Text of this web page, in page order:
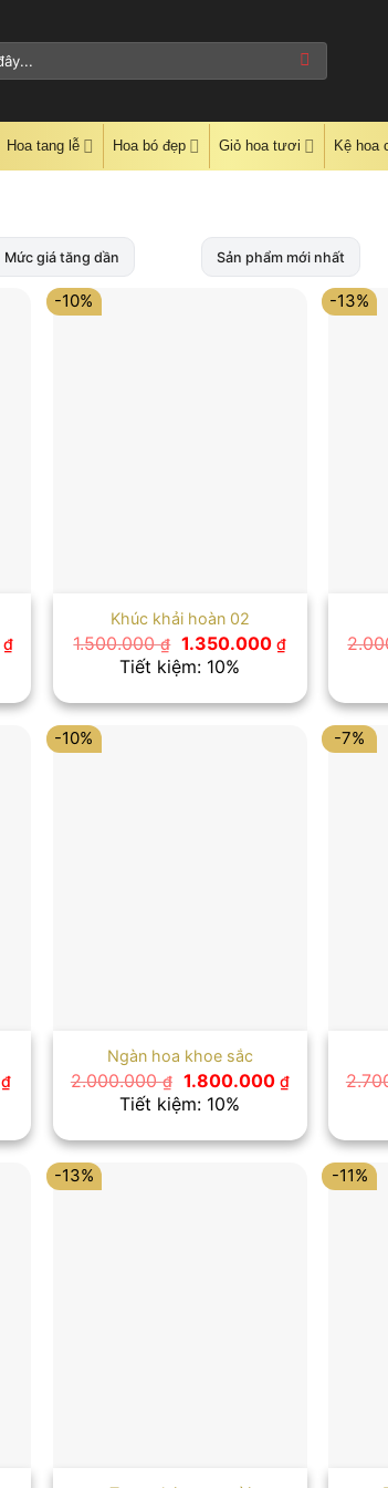
Hoa tang lễ Hoa bó đẹp Giỏ hoa tươi Kệ hoa
Mức giá tăng dần Sản phẩm mới nhất
₫Giá
hiện
là:
1.850.000 ₫.
-10%
Khúc khải hoàn 02
1.500.000₫ Giá
gốc
là:
1.350.000₫Giá
là:
1.350.000 ₫.
Tiết kiệm: 10%
-13%
₫Giá
hiện
là:
1.600.000 ₫.
-10%
Ngàn hoa khoe sắc
2.000.000₫ Giá
gốc
là:
1.800.000 ₫Giá
hiện
là:
1.800.000
Tiết kiệm: 10%
-7%
-13% -11%